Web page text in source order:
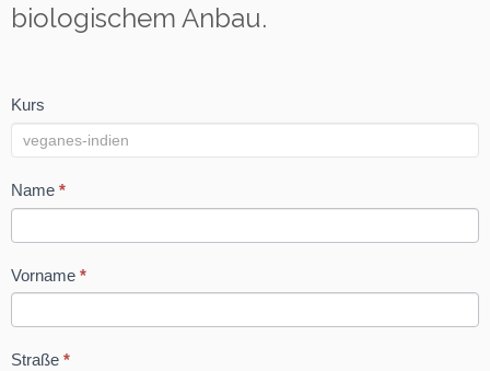
biologischem Anbau.
Kursformular
Kurs
Name *
Vorname *
Straße *